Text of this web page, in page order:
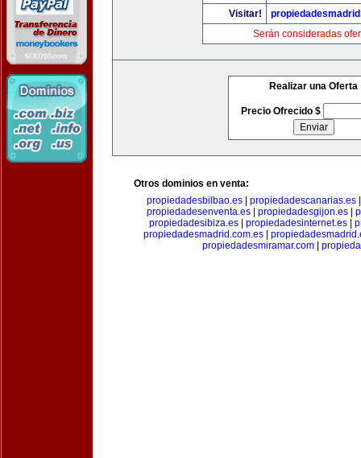
Visitar!
Serán consideradas
Realizar una Oferta
Precio Ofrecido $
Otros dominios en venta:
propiedadesbilbao.es| propiedadescanarias.es
propiedadesenventa.es
propiedadesgijon.es
propiedadesibiza.es
propiedadesinternet.es
propiedadesmadrid.com.es
propiedadesmiramar.com